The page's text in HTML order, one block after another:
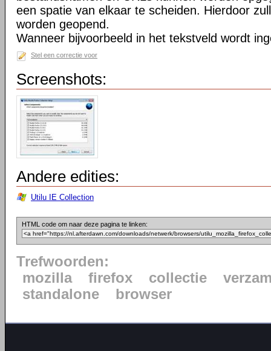
een spatie van elkaar te scheiden. Hierdoor
worden geopend.
Wanneer bijvoorbeeld in het tekstveld wordt
Stel een correctie voor
Screenshots:
Andere edities:
Utilu IE Collection
HTML code om naar deze pagina te linken:
Trefwoorden:
mozilla
firefox collectie
standalone
browser